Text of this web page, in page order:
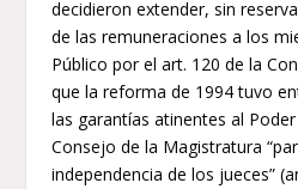
decidieron extender, sin
de las remuneraciones a los
Público por el art. 120 de la
que la reforma de 1994 tuvo
las garantías atinentes al Poder
Consejo de la Magistratura
independencia de los jueces”